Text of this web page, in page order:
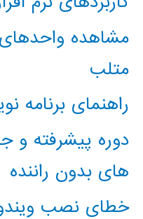
مشاهده
متلب
راهنمای برنامه
دوره پیشرفته و
های بدون راننده
خطای نصب